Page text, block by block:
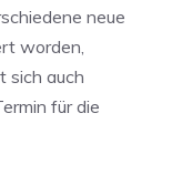
neue
worden,
sich auch
für die